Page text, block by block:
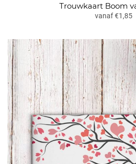
Trouwkaart Boom
vanaf €1,85